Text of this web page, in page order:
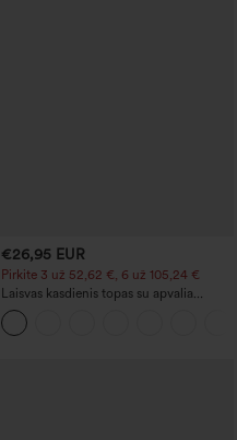
€26,95 EUR
Pirkite 3 už 52,62 €, 6 už 105,24 €
Laisvas kasdienis topas su apvalia
iškirpte ir plačiomis 'batwing'
rankovėmis